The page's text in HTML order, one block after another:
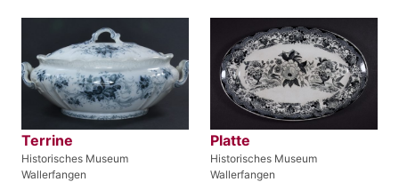
Terrine
Historisches Museum
Wallerfangen
Platte
Historisches Museum
Wallerfangen